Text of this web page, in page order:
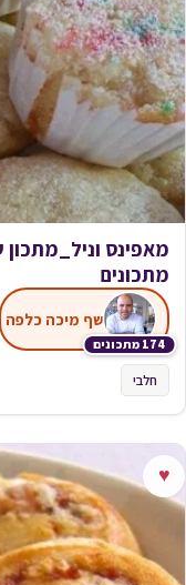
מאפינס
מתכונים
174 מתכונים
שף מיכה כלפה
חלבי
♥